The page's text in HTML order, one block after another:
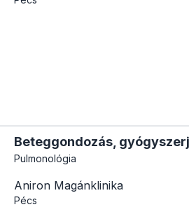
Beteggondozás,
Pulmonológia
Aniron Magánklinika
Pécs